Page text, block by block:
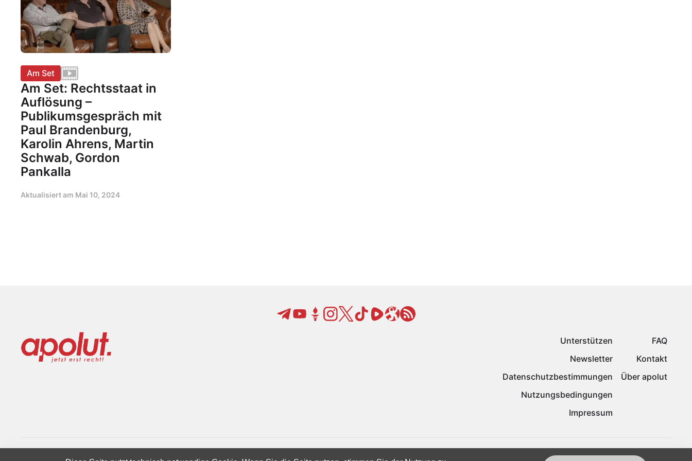
Am Set
Am Set: Rechtsstaat in
Auflösung –
Publikumsgespräch mit
Paul Brandenburg,
Karolin Ahrens, Martin
Schwab, Gordon
Pankalla
Aktualisiert am Mai 10, 2024
Unterstützen
Newsletter
Datenschutzbestimmungen
Nutzungsbedingungen
Impressum
FAQ
Kontakt
Über apolut